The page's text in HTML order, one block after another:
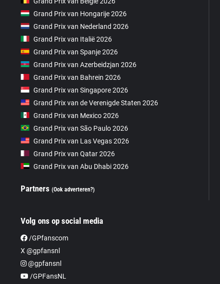
Grand Prix van Hongarije 2026
Grand Prix van Nederland 2026
Grand Prix van Italië 2026
Grand Prix van Spanje 2026
Grand Prix van Azerbeidzjan 2026
Grand Prix van Bahrein 2026
Grand Prix van Singapore 2026
Grand Prix van de Verenigde Staten 2026
Grand Prix van Mexico 2026
Grand Prix van São Paulo 2026
Grand Prix van Las Vegas 2026
Grand Prix van Qatar 2026
Grand Prix van Abu Dhabi 2026
Partners(Ook adverteren?)
Volg ons op social media
/GPfanscom
X @gpfansnl
@gpfansnl
/GPFansNL